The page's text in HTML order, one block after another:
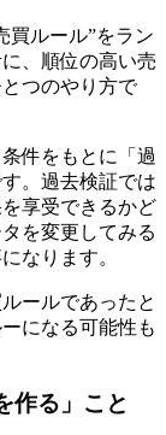
買ルール”をラン
、順位の高い売
つのやり方で
件をもとに「過
。過去検証では
享受できるかど
を変更してみる
なります。
ールであったと
になる可能性も
作る」こと